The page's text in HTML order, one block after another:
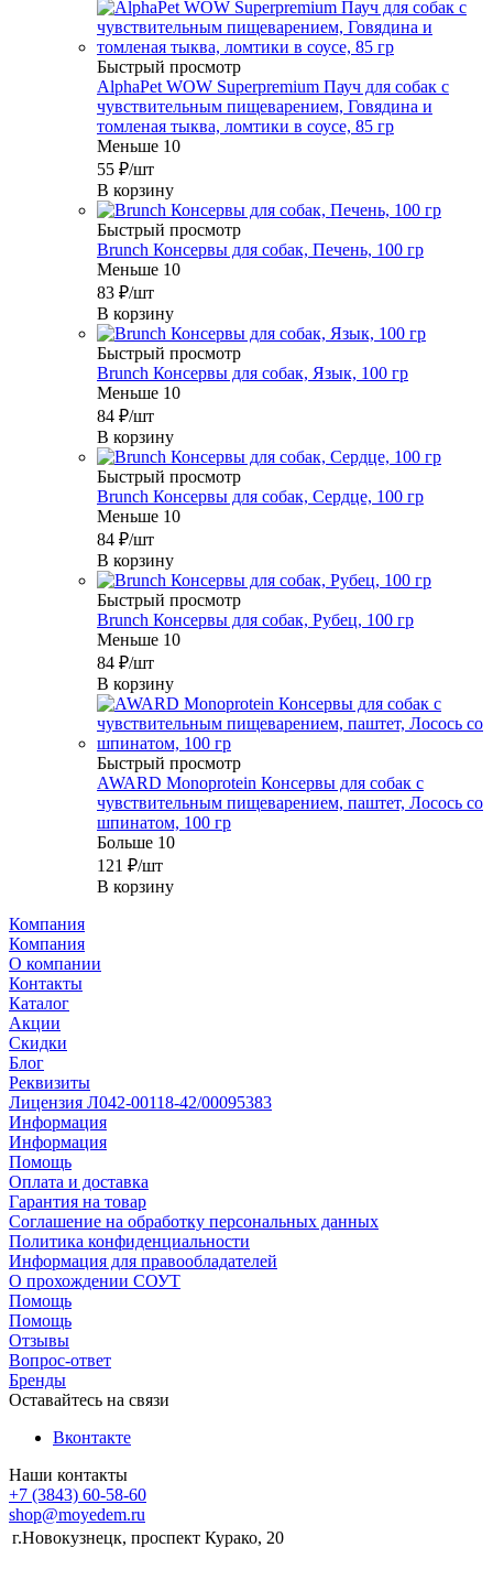
Быстрый просмотр
AlphaPet WOW Superpremium Пауч для собак с
чувствительным пищеварением, Говядина и
томленая тыква, ломтики в соусе, 85 гр
Меньше 10
55 ₽/шт
В корзину
Быстрый просмотр
Brunch Консервы для собак, Печень, 100 гр
Меньше 10
83 ₽/шт
В корзину
Быстрый просмотр
Brunch Консервы для собак, Язык, 100 гр
Меньше 10
84 ₽/шт
В корзину
Быстрый просмотр
Brunch Консервы для собак, Сердце, 100 гр
Меньше 10
84 ₽/шт
В корзину
Быстрый просмотр
Brunch Консервы для собак, Рубец, 100 гр
Меньше 10
84 ₽/шт
В корзину
Быстрый просмотр
AWARD Monoprotein Консервы для собак с
чувствительным пищеварением, паштет, Лосось со
шпинатом, 100 гр
Больше 10
121 ₽/шт
В корзину
Компания
Компания
О компании
Контакты
Каталог
Акции
Скидки
Блог
Реквизиты
Лицензия Л042-00118-42/00095383
Информация
Информация
Помощь
Оплата и доставка
Гарантия на товар
Соглашение на обработку персональных данных
Политика конфиденциальности
Информация для правообладателей
О прохождении СОУТ
Помощь
Помощь
Отзывы
Вопрос-ответ
Бренды
Оставайтесь на связи
Вконтакте
Наши контакты
+7 (3843) 60-58-60
shop@moyedem.ru
г.Новокузнецк, проспект Курако, 20